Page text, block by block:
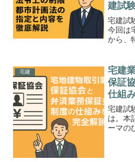
建試
準都
ルと
宅建試
今回は
から、
法は快
めた法
宅建
宅建
保証
仕組
出す
れを
宅建試
は。本
ーマの